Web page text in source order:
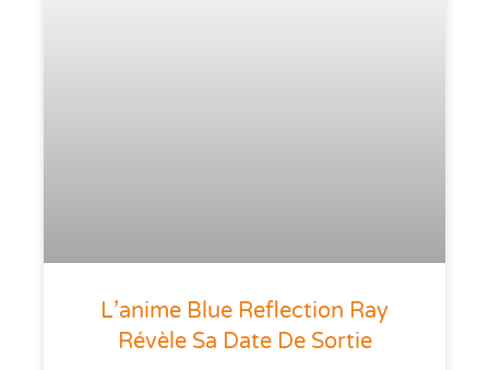
L’anime Blue Reflection Ray
Révèle Sa Date De Sortie